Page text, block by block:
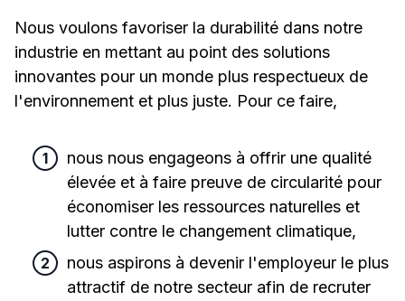
Nous voulons favoriser la durabilité dans notre
industrie en mettant au point des solutions
innovantes pour un monde plus respectueux de
l'environnement et plus juste. Pour ce faire,
nous nous engageons à offrir une qualité
élevée et à faire preuve de circularité pour
économiser les ressources naturelles et
lutter contre le changement climatique,
nous aspirons à devenir l'employeur le plus
attractif de notre secteur afin de recruter